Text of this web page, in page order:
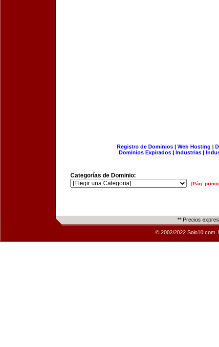
Registro de Dominios| Web Hosting |
Dominios Expirados | Industrias |
Categorías de Dominio:
[Pág.
** Precios
© 2002/2022 Solo10.com